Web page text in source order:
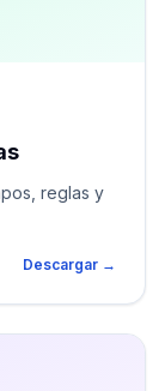
reglas y
Descargar →